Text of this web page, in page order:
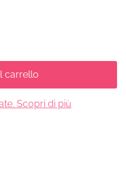
carrello
Scopri di più